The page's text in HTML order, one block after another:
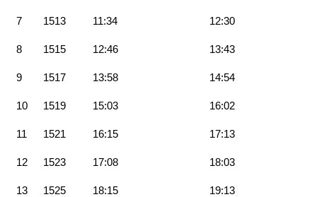
7 1513 11:34 12:30
8 1515 12:46 13:43
9 1517 13:58 14:54
10 1519 15:03 16:02
11 1521 16:15 17:13
12 1523 17:08 18:03
13 1525 18:15 19:13